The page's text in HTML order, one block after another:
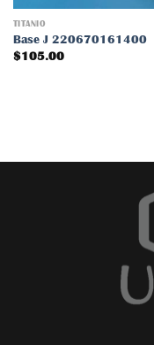
TITANIO
Base J 220670161400
$105.00